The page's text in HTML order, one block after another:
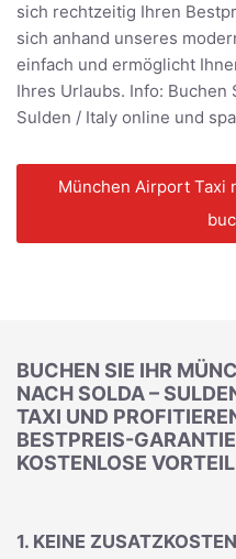
sich rechtzeitig Ihren
sich anhand unseres
einfach und ermöglicht
Ihres Urlaubs. Info: Buchen
Sulden / Italy online und
München Airport Taxi
BUCHEN SIE IHR
NACH SOLDA –
TAXI UND
BESTPREIS-
KOSTENLOSE
1. KEINE